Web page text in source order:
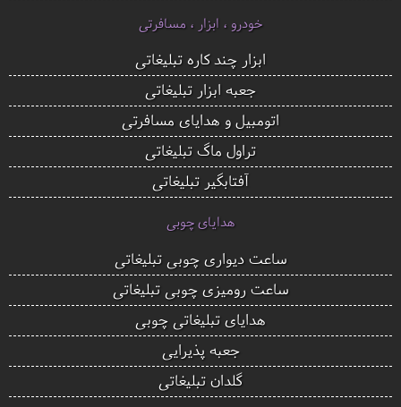
خودرو ، ابزار ، مسافرتی
ابزار چند کاره تبلیغاتی
جعبه ابزار تبلیغاتی
اتومبیل و هدایای مسافرتی
تراول ماگ تبلیغاتی
آفتابگیر تبلیغاتی
هدایای چوبی
ساعت دیواری چوبی تبلیغاتی
ساعت رومیزی چوبی تبلیغاتی
هدایای تبلیغاتی چوبی
جعبه پذیرایی
گلدان تبلیغاتی